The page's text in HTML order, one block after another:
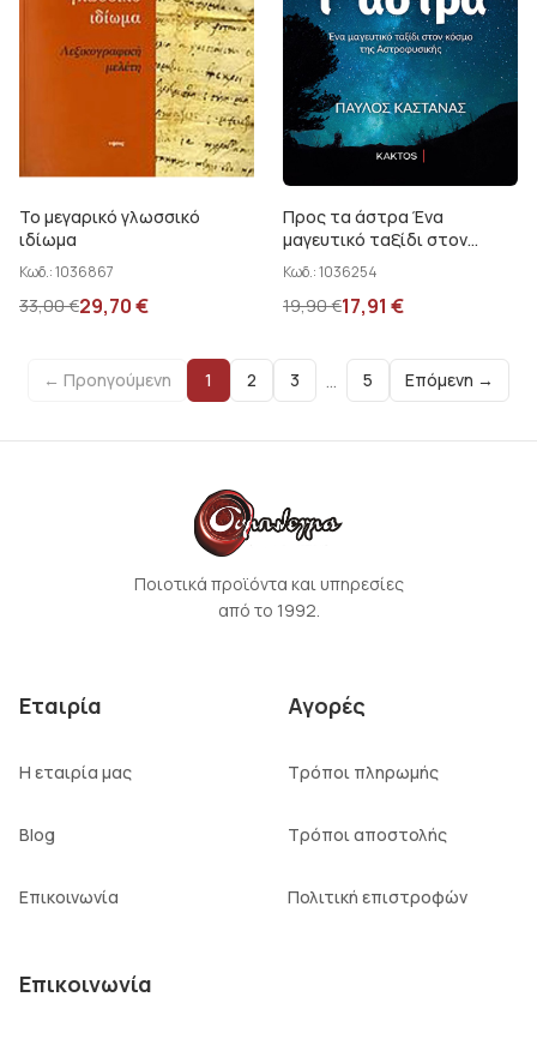
Το μεγαρικό γλωσσικό
ιδίωμα
Κωδ.:1036867
33,00€29,70€
Προς τα άστρα Ένα
μαγευτικό ταξίδι στον
κόσμο της Αστροφυσικής
Κωδ.:1036254
19,90€17,91 €
← Προηγούμενη 1 2 3 … 5 Επόμενη →
Ποιοτικά προϊόντα και υπηρεσίες
από το 1992.
Εταιρία
Η εταιρία μας
Blog
Επικοινωνία
Αγορές
Τρόποι πληρωμής
Τρόποι αποστολής
Πολιτική επιστροφών
Επικοινωνία